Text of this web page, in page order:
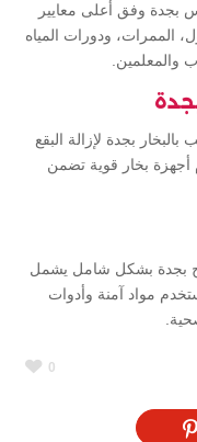
بجدة وفق أعلى معايير
الممرات، ودورات المياه
والمعلمين.
بجدة لإزالة البقع
أجهزة بخار قوية تضمن
بجدة بشكل شامل يشمل
مواد آمنة وأدوات
0